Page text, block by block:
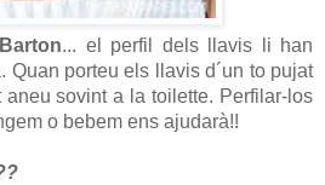
... el perfil dels llavis li han
Quan porteu els llavis d´un to pujat
sovint a la toilette. Perfilar-los
o bebem ens ajudarà!!